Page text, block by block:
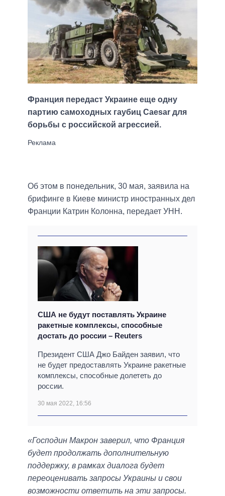
Франция передаст Украине еще одну
партию самоходных гаубиц Caesar для
борьбы с российской агрессией.
Об этом в понедельник, 30 мая, заявила на
брифинге в Киеве министр иностранных дел
Франции Катрин Колонна, передает УНН.
США не будут поставлять Украине
ракетные комплексы, способные
достать до россии – Reuters
Президент США Джо Байден заявил, что
не будет предоставлять Украине ракетные
комплексы, способные долететь до
россии.
30 мая 2022, 16:56
«Господин Макрон заверил, что Франция
будет продолжать дополнительную
поддержку, в рамках диалога будет
переоценивать запросы Украины и свои
возможности ответить на эти запросы.